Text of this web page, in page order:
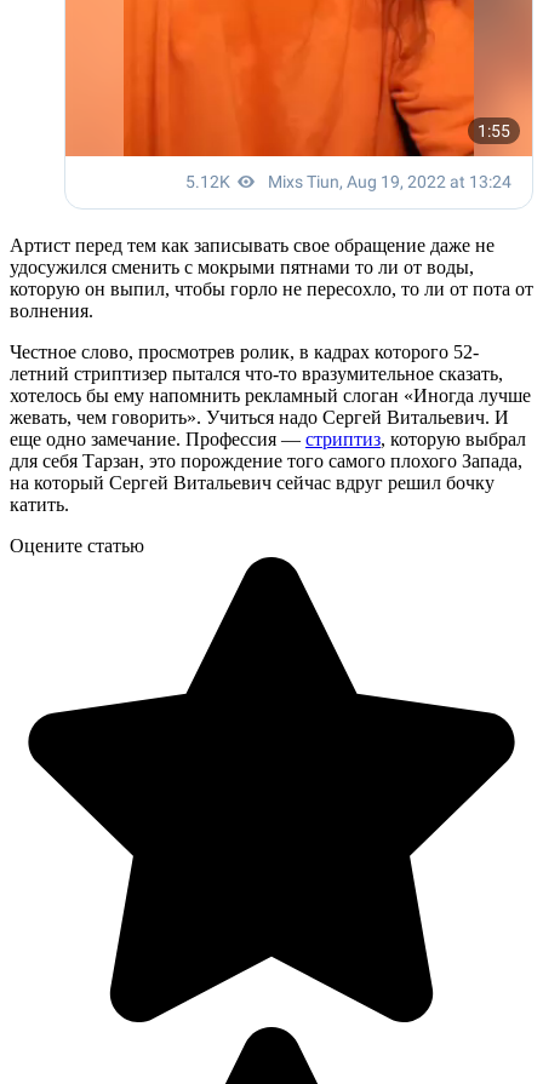
Артист перед тем как записывать свое обращение даже не
удосужился сменить с мокрыми пятнами то ли от воды,
которую он выпил, чтобы горло не пересохло, то ли от пота от
волнения.
Честное слово, просмотрев ролик, в кадрах которого 52-
летний стриптизер пытался что-то вразумительное сказать,
хотелось бы ему напомнить рекламный слоган «Иногда лучше
жевать, чем говорить». Учиться надо Сергей Витальевич. И
еще одно замечание. Профессия — стриптиз, которую выбрал
для себя Тарзан, это порождение того самого плохого Запада,
на который Сергей Витальевич сейчас вдруг решил бочку
катить.
Оцените статью